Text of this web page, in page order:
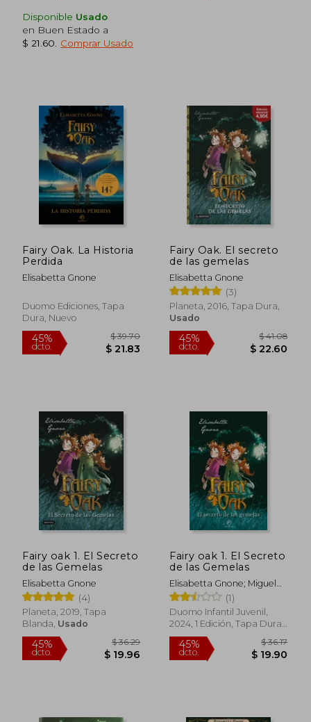
45%
Disponible Usado
en Buen Estado a
$ 21.60
Comprar Usado
45%
dcto.
Fairy Oak. La Historia
Perdida
Elisabetta Gnone
Duomo Ediciones, Tapa
Dura, Nuevo
Fairy Oak. El secreto
de las gemelas
Elisabetta Gnone
(3)
Planeta, 2016, Tapa Dura,
Usado
Fairy oak 1. El Secreto
de las Gemelas
Elisabetta Gnone
(4)
Planeta, 2019, Tapa
Blanda, Usado
Fairy oak 1. El Secreto
de las Gemelas
Elisabetta Gnone; Miguel
García
(1)
Duomo Infantil Juvenil,
2024, 1 Edición, Tapa Dura,
Nuevo